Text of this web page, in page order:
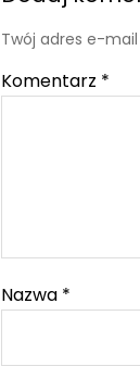
Twój adres e-
Komentarz *
Nazwa *